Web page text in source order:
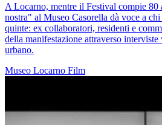
A Locarno, mentre il Festival compie 80
nostra" al Museo Casorella dà voce a
quinte: ex collaboratori, residenti e
della manifestazione attraverso
urbano.
Museo Locarno Film